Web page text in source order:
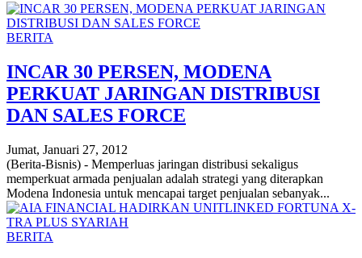
BERITA
INCAR 30 PERSEN, MODENA
PERKUAT JARINGAN DISTRIBUSI
DAN SALES FORCE
Jumat, Januari 27, 2012
(Berita-Bisnis) - Memperluas jaringan distribusi sekaligus
memperkuat armada penjualan adalah strategi yang diterapkan
Modena Indonesia untuk mencapai target penjualan sebanyak...
BERITA